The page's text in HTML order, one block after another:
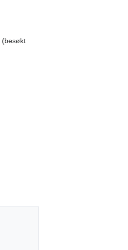
(besøkt